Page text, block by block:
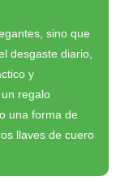
sino que
desgaste diario,
y
regalo
una forma de
llaves de cuero